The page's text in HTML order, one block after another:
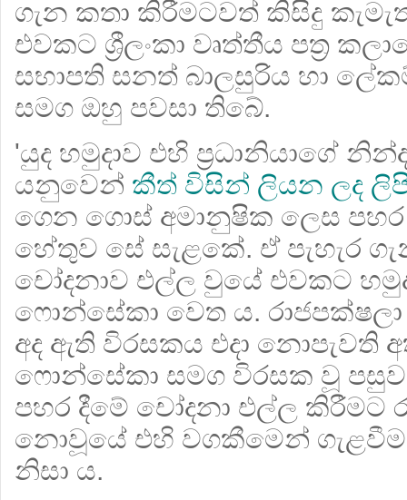
ගැන කතා කිරීමටවත් කිසිදු
එවකට ශ්‍රීලංකා වෘත්තීය පත්‍ර
සභාපති සනත් බාලසුරිය හා
සමග ඔහු පවසා තිබේ.
'යුද හමුදාව එහි ප්‍රධානියාගේ
යනුවෙන් කීත් විසින් ලියන ලද
ගෙන ගොස් අමානුෂික ලෙස
හේතුව සේ සැළකේ. ඒ පැහැර
චෝදනාව එල්ල වුයේ එවකට
ෆොන්සේකා වෙත ය.
අද ඇති විරසකය එදා නොපැවති
ෆොන්සේකා සමග විරසක වූ
පහර දීමේ චෝදනා එල්ල කිරීමට
නොවූයේ එහි වගකීමෙන්
නිසා ය.